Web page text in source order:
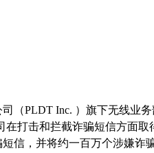
（PLDT Inc. ）旗下无线业
在打击和拦截诈骗短信方面取
信，并将约一百万个涉嫌诈